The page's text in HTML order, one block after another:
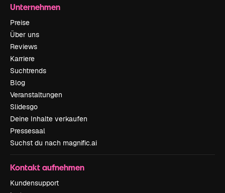
Unternehmen
Preise
Über uns
Reviews
Karriere
Suchtrends
Blog
Veranstaltungen
Slidesgo
Deine Inhalte verkaufen
Pressesaal
Suchst du nach magnific.ai
Kontakt aufnehmen
Kundensupport